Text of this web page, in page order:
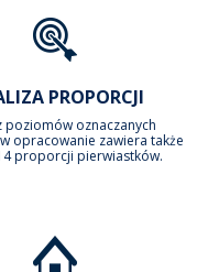
PROPORCJI
poziomów oznaczanych
opracowanie zawiera także
proporcji pierwiastków.